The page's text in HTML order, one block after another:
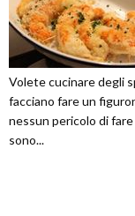
Volete cucinare degli
facciano fare un
nessun pericolo di
sono...